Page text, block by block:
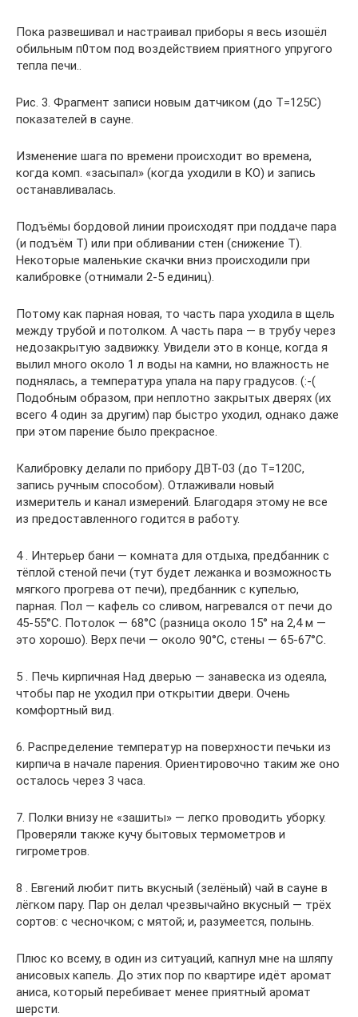
Пока развешивал и настраивал приборы я весь изошёл
обильным п0том под воздействием приятного упругого
тепла печи..
Рис. 3. Фрагмент записи новым датчиком (до Т=125С)
показателей в сауне.
Изменение шага по времени происходит во времена,
когда комп. «засыпал» (когда уходили в КО) и запись
останавливалась.
Подъёмы бордовой линии происходят при поддаче пара
(и подъём Т) или при обливании стен (снижение Т).
Некоторые маленькие скачки вниз происходили при
калибровке (отнимали 2-5 единиц).
Потому как парная новая, то часть пара уходила в щель
между трубой и потолком. А часть пара — в трубу через
недозакрытую задвижку. Увидели это в конце, когда я
вылил много около 1 л воды на камни, но влажность не
поднялась, а температура упала на пару градусов. (:-(
Подобным образом, при неплотно закрытых дверях (их
всего 4 один за другим) пар быстро уходил, однако даже
при этом парение было прекрасное.
Калибровку делали по прибору ДВТ-03 (до Т=120С,
запись ручным способом). Отлаживали новый
измеритель и канал измерений. Благодаря этому не все
из предоставленного годится в работу.
4 . Интерьер бани — комната для отдыха, предбанник с
тёплой стеной печи (тут будет лежанка и возможность
мягкого прогрева от печи), предбанник с купелью,
парная. Пол — кафель со сливом, нагревался от печи до
45-55°С. Потолок — 68°С (разница около 15° на 2,4 м —
это хорошо). Верх печи — около 90°С, стены — 65-67°С.
5 . Печь кирпичная Над дверью — занавеска из одеяла,
чтобы пар не уходил при открытии двери. Очень
комфортный вид.
6. Распределение температур на поверхности печьки из
кирпича в начале парения. Ориентировочно таким же оно
осталось через 3 часа.
7. Полки внизу не «зашиты» — легко проводить уборку.
Проверяли также кучу бытовых термометров и
гигрометров.
8 . Евгений любит пить вкусный (зелёный) чай в сауне в
лёгком пару. Пар он делал чрезвычайно вкусный — трёх
сортов: с чесночком; с мятой; и, разумеется, полынь.
Плюс ко всему, в один из ситуаций, капнул мне на шляпу
анисовых капель. До этих пор по квартире идёт аромат
аниса, который перебивает менее приятный аромат
шерсти.